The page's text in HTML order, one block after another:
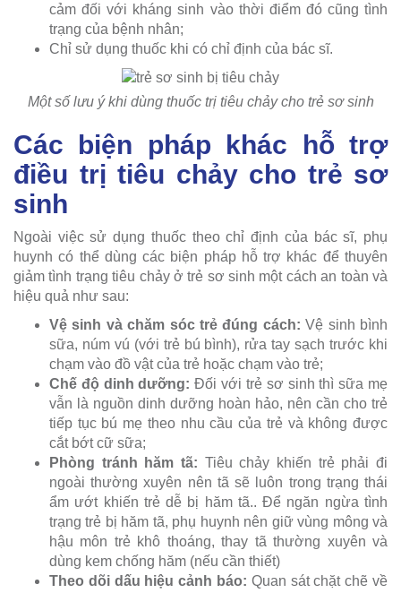
cảm đối với kháng sinh vào thời điểm đó cũng tình
trạng của bệnh nhân;
Chỉ sử dụng thuốc khi có chỉ định của bác sĩ.
Một số lưu ý khi dùng thuốc trị tiêu chảy cho trẻ sơ sinh
Các biện pháp khác hỗ trợ
điều trị tiêu chảy cho trẻ sơ
sinh
Ngoài việc sử dụng thuốc theo chỉ định của bác sĩ, phụ
huynh có thể dùng các biện pháp hỗ trợ khác để thuyên
giảm tình trạng tiêu chảy ở trẻ sơ sinh một cách an toàn và
hiệu quả như sau:
Vệ sinh và chăm sóc trẻ đúng cách: Vệ sinh bình
sữa, núm vú (với trẻ bú bình), rửa tay sạch trước khi
chạm vào đồ vật của trẻ hoặc chạm vào trẻ;
Chế độ dinh dưỡng: Đối với trẻ sơ sinh thì sữa mẹ
vẫn là nguồn dinh dưỡng hoàn hảo, nên cần cho trẻ
tiếp tục bú mẹ theo nhu cầu của trẻ và không được
cắt bớt cữ sữa;
Phòng tránh hăm tã: Tiêu chảy khiến trẻ phải đi
ngoài thường xuyên nên tã sẽ luôn trong trạng thái
ẩm ướt khiến trẻ dễ bị hăm tã.. Để ngăn ngừa tình
trạng trẻ bị hăm tã, phụ huynh nên giữ vùng mông và
hậu môn trẻ khô thoáng, thay tã thường xuyên và
dùng kem chống hăm (nếu cần thiết)
Theo dõi dấu hiệu cảnh báo: Quan sát chặt chẽ về